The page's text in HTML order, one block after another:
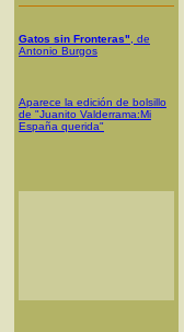
Gatos sin Fronteras" , de
Antonio Burgos
Aparece la edición de bolsillo
de "Juanito Valderrama:Mi
España querida"